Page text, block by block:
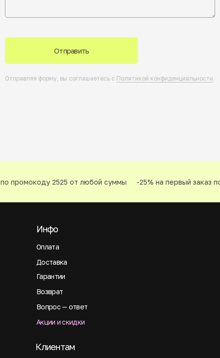
Отправить
Отправляя форму, вы соглашаетесь с Политикой конфиденциальности.
промокоду 2525 от любой суммы -25% на первый заказ
Оплата
Инфо
Доставка
Гарантии
Возврат
Вопрос — ответ
Акции и скидки
Клиентам